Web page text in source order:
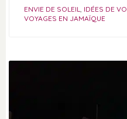
ENVIE DE SOLEIL, IDÉES DE
VOYAGES EN JAMAÏQUE